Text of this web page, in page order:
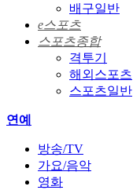
배구일반
e스포츠
스포츠종합
격투기
해외스포츠
스포츠일반
연예
방송/TV
가요/음악
영화